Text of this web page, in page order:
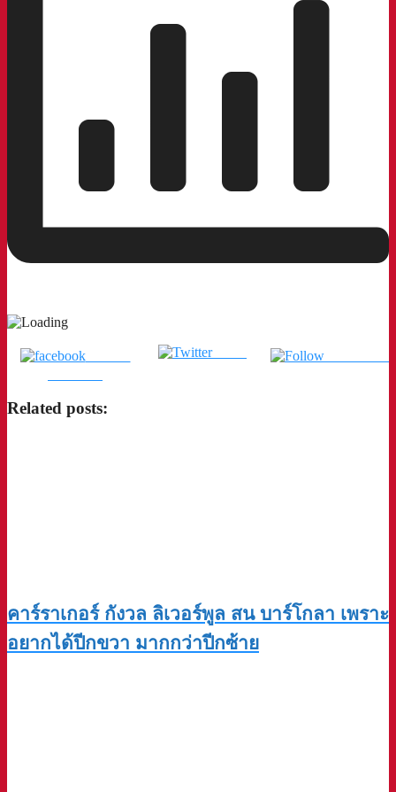
แชร์บน
Tweet
Related posts:
คาร์ราเกอร์ กังวล ลิเวอร์พูล สน บาร์โกลา เพราะ
อยากได้ปีกขวา มากกว่าปีกซ้าย